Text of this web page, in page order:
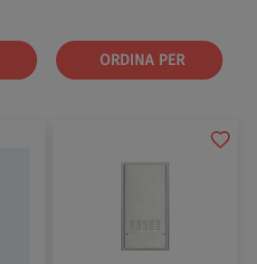
ORDINA PER